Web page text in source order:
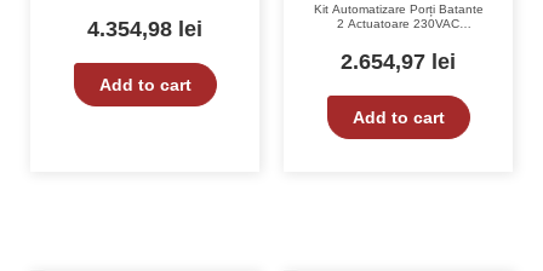
Ireversibile, 3000 N, IP 54,
FAAC
4.354,98 lei
Add to cart
Kit Automatizare Porți Batante
2 Actuatoare 230VAC
2.654,97 lei
Add to cart